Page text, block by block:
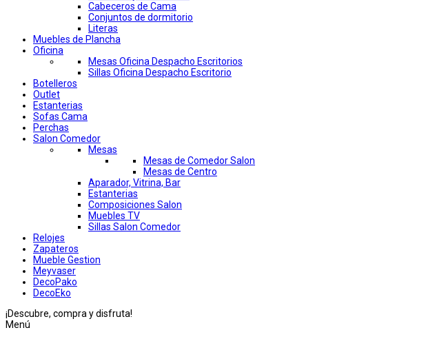
Cabeceros de Cama
Conjuntos de dormitorio
Literas
Muebles de Plancha
Oficina
Mesas Oficina Despacho Escritorios
Sillas Oficina Despacho Escritorio
Botelleros
Outlet
Estanterias
Sofas Cama
Perchas
Salon Comedor
Mesas
Mesas de Comedor Salon
Mesas de Centro
Aparador, Vitrina, Bar
Estanterias
Composiciones Salon
Muebles TV
Sillas Salon Comedor
Relojes
Zapateros
Mueble Gestion
Meyvaser
DecoPako
DecoEko
¡Descubre, compra y disfruta!
Menú